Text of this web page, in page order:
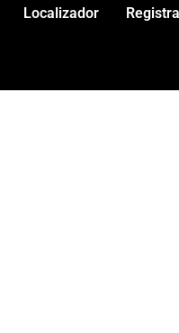
Localizador